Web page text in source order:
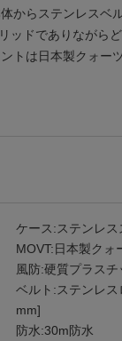
からステンレスベ
ッドでありながら
トは日本製クォー
ケース:ステンレス
MOVT:日本製クォ
風防:硬質プラス
ベルト:ステンレス
mm]
防水:30m防水